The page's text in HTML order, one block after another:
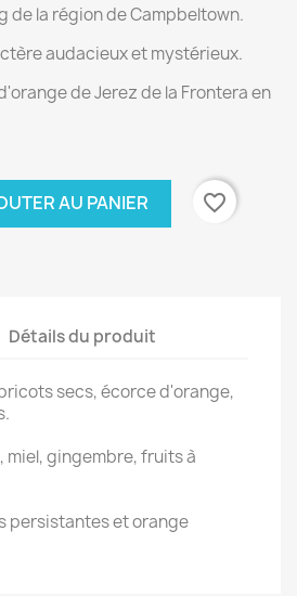
de la région de Campbeltown.
audacieux et mystérieux.
de Jerez de la Frontera en
AU PANIER
favorite_border
Détails du produit
secs, écorce d'orange,
miel, gingembre, fruits à
persistantes et orange